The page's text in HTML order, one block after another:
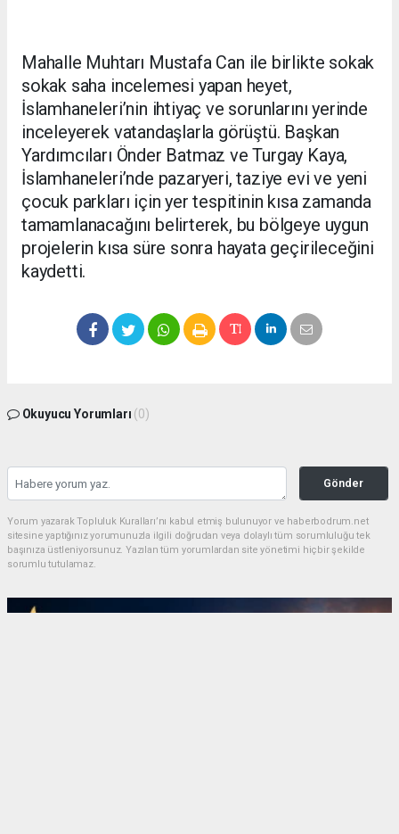
Mahalle Muhtarı Mustafa Can ile birlikte sokak
sokak saha incelemesi yapan heyet,
İslamhaneleri’nin ihtiyaç ve sorunlarını yerinde
inceleyerek vatandaşlarla görüştü. Başkan
Yardımcıları Önder Batmaz ve Turgay Kaya,
İslamhaneleri’nde pazaryeri, taziye evi ve yeni
çocuk parkları için yer tespitinin kısa zamanda
tamamlanacağını belirterek, bu bölgeye uygun
projelerin kısa süre sonra hayata geçirileceğini
kaydetti.
Okuyucu Yorumları (0)
Gönder
Yorum yazarak Topluluk Kuralları’nı kabul etmiş bulunuyor ve haberbodrum.net
sitesine yaptığınız yorumunuzla ilgili doğrudan veya dolaylı tüm sorumluluğu tek
başınıza üstleniyorsunuz. Yazılan tüm yorumlardan site yönetimi hiçbir şekilde
sorumlu tutulamaz.